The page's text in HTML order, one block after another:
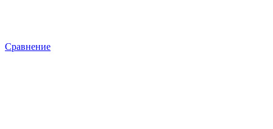
Сравнение